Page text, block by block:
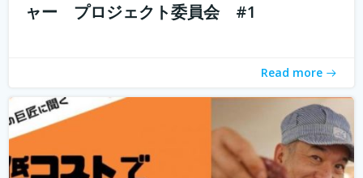
ャー プロジェクト委員会 #1
Read more